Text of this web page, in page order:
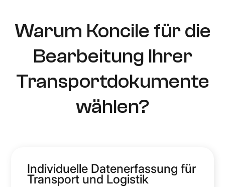
Warum Koncile für die
Bearbeitung Ihrer
Transportdokumente
wählen?
Individuelle Datenerfassung für
Transport und Logistik